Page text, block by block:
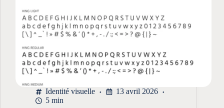
Identité visuelle
13 avril 2026
5 min